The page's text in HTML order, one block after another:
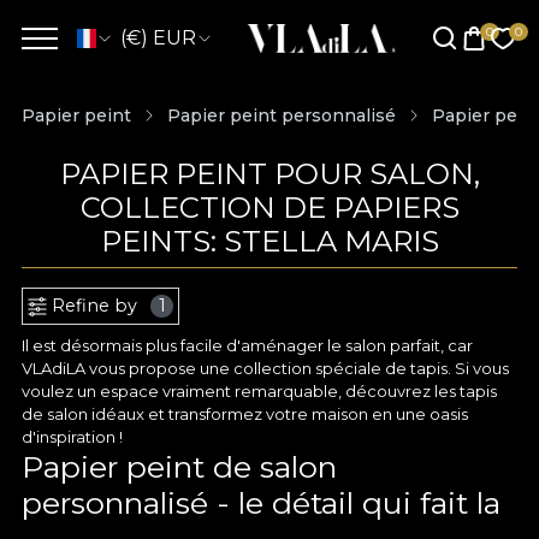
(€) EUR
Papier peint Papier peint personnalisé Papier
PAPIER PEINT POUR SALON,
COLLECTION DE PAPIERS
PEINTS: STELLA MARIS
Refine by 1
Il est désormais plus facile d'aménager le salon parfait, car
VLAdiLA vous propose une collection spéciale de tapis. Si vous
voulez un espace vraiment remarquable, découvrez les tapis
de salon idéaux et transformez votre maison en une oasis
d'inspiration !
Papier peint de salon
personnalisé - le détail qui fait la